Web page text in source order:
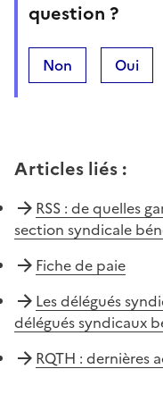
question ?
Non Oui
Articles liés :
RSS : de quelles
section syndicale
Fiche de paie
Les délégués
délégués syndicaux
RQTH : dernières